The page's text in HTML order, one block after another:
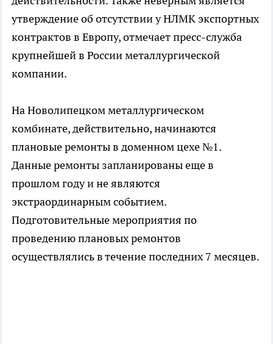
утверждение об отсутствии у НЛМК экспортных
контрактов в Европу, отмечает пресс-служба
крупнейшей в России металлургической
компании.
На Новолипецком металлургическом
комбинате, действительно, начинаются
плановые ремонты в доменном цехе №1.
Данные ремонты запланированы еще в
прошлом году и не являются
экстраординарным событием.
Подготовительные мероприятия по
проведению плановых ремонтов
осуществлялись в течение последних 7 месяцев.